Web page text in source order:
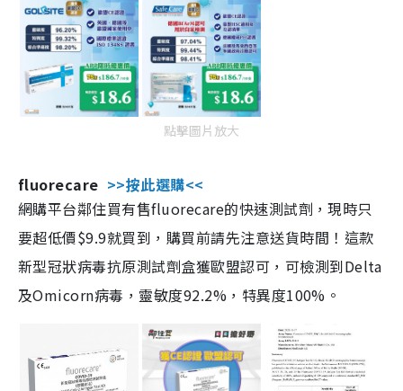
點擊圖片放大
fluorecare >>按此選購<<
網購平台鄰住買有售fluorecare的快速測試劑，現時只
要超低價$9.9就買到，購買前請先注意送貨時間！這款
新型冠狀病毒抗原測試劑盒獲歐盟認可，可檢測到Delta
及Omicorn病毒，靈敏度92.2%，特異度100%。